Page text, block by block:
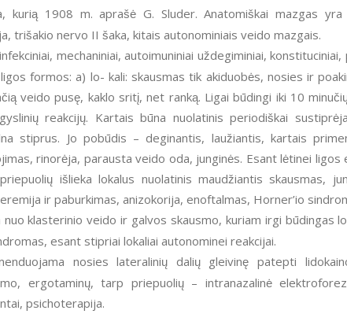
kurią 1908 m. aprašė G. Sluder. Anatomiškai mazgas
trišakio nervo II šaka, kitais autonominiais veido mazgais.
mechaniniai, autoimuniniai uždegiminiai,
formos: a) lo- kali: skausmas tik akiduobės, nosies ir
veido pusę, kaklo sritį, net ranką. Ligai būdingi iki 10
reakcijų. Kartais būna nuolatinis periodiškai
stiprus. Jo pobūdis – deginantis, laužiantis, kartais
rinorėja, parausta veido oda, junginės. Esant lėtinei ligos
išlieka lokalus nuolatinis maudžiantis skausmas,
ir paburkimas, anizokorija, enoftalmas, Horner’io
nuo klasterinio veido ir galvos skausmo, kuriam irgi būdingas
esant stipriai lokaliai autonominei reakcijai.
nosies lateralinių dalių gleivinę patepti
ergotaminų, tarp priepuolių – intranazalinė
psichoterapija.